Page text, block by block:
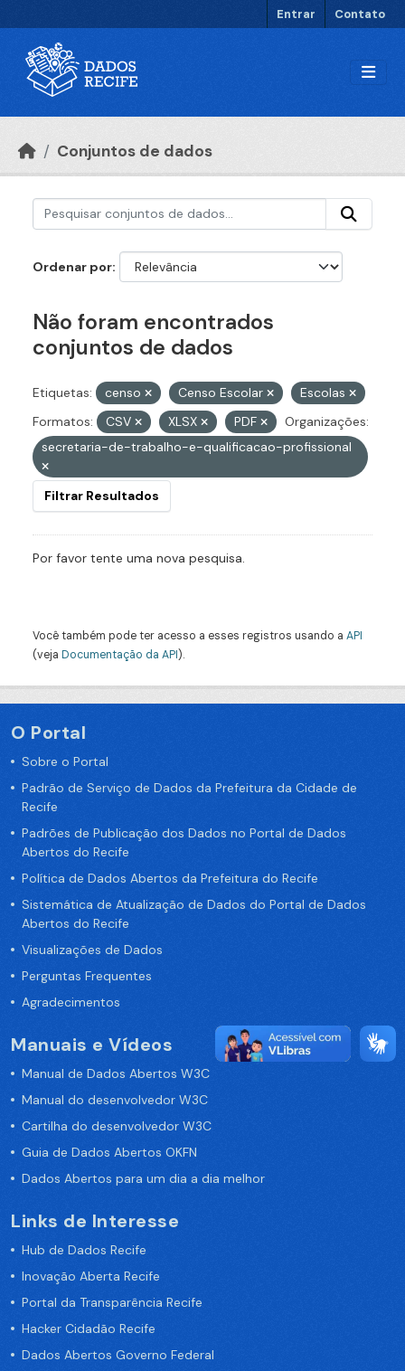
Entrar Contato
Conjuntos de dados
Ordenar por
Não foram encontrados
conjuntos de dados
Etiquetas: censo Censo Escolar
Escolas
Formatos:
CSV XLSX PDF
Organizações:
secretaria-de-trabalho-e-qualificacao-profissional
Filtrar Resultados
Por favor tente uma nova pesquisa.
Você também pode ter acesso a esses registros usando a API
(veja Documentação da API).
O Portal
Sobre o Portal
Padrão de Serviço de Dados da Prefeitura da Cidade de
Recife
Padrões de Publicação dos Dados no Portal de Dados
Abertos do Recife
Política de Dados Abertos da Prefeitura do Recife
Sistemática de Atualização de Dados do Portal de Dados
Abertos do Recife
Visualizações de Dados
Perguntas Frequentes
Agradecimentos
Manuais e Vídeos
Manual de Dados Abertos W3C
Manual do desenvolvedor W3C
Cartilha do desenvolvedor W3C
Guia de Dados Abertos OKFN
Dados Abertos para um dia a dia melhor
Links de Interesse
Hub de Dados Recife
Inovação Aberta Recife
Portal da Transparência Recife
Hacker Cidadão Recife
Dados Abertos Governo Federal